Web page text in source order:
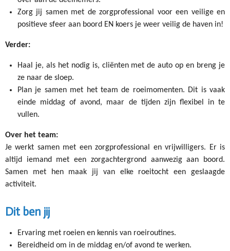
Zorg jij samen met de zorgprofessional voor een veilige en
positieve sfeer aan boord EN koers je weer veilig de haven in!
Verder:
Haal je, als het nodig is, cliënten met de auto op en breng je
ze naar de sloep.
Plan je samen met het team de roeimomenten. Dit is vaak
einde middag of avond, maar de tijden zijn flexibel in te
vullen.
Over het team:
Je werkt samen met een zorgprofessional en vrijwilligers. Er is
altijd iemand met een zorgachtergrond aanwezig aan boord.
Samen met hen maak jij van elke roeitocht een geslaagde
activiteit.
Dit ben jij
Ervaring met roeien en kennis van roeiroutines.
Bereidheid om in de middag en/of avond te werken.